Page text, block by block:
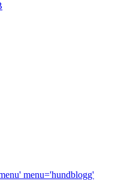
menu='hundblogg'